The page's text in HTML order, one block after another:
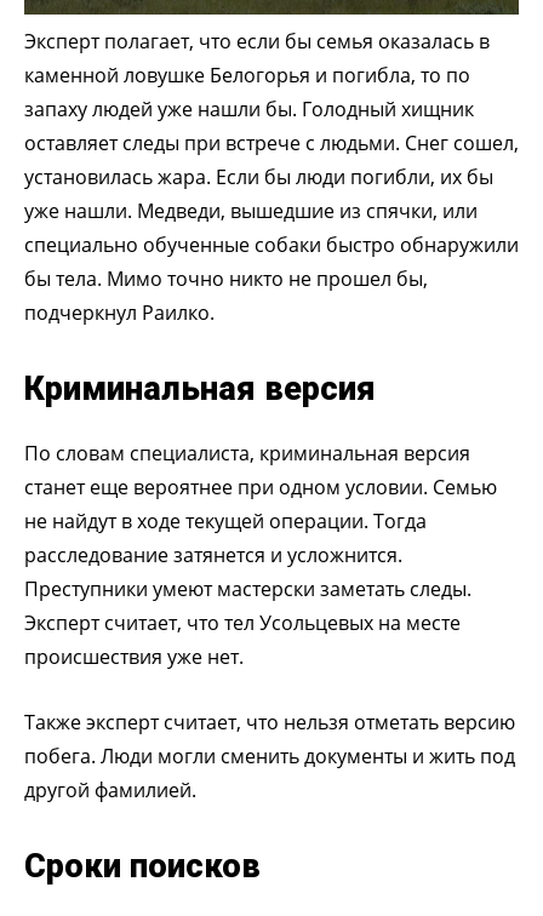
Эксперт полагает, что если бы семья оказалась в
каменной ловушке Белогорья и погибла, то по
запаху людей уже нашли бы. Голодный хищник
оставляет следы при встрече с людьми. Снег сошел,
установилась жара. Если бы люди погибли, их бы
уже нашли. Медведи, вышедшие из спячки, или
специально обученные собаки быстро обнаружили
бы тела. Мимо точно никто не прошел бы,
подчеркнул Раилко.
Криминальная версия
По словам специалиста, криминальная версия
станет еще вероятнее при одном условии. Семью
не найдут в ходе текущей операции. Тогда
расследование затянется и усложнится.
Преступники умеют мастерски заметать следы.
Эксперт считает, что тел Усольцевых на месте
происшествия уже нет.
Также эксперт считает, что нельзя отметать версию
побега. Люди могли сменить документы и жить под
другой фамилией.
Сроки поисков